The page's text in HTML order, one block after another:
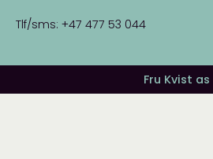
Tlf/sms: +47 477 53 044
Fru Kvist as